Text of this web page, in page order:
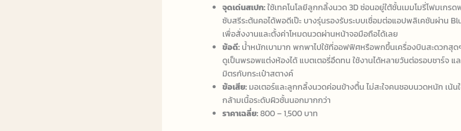
จุดเด่นสเปก:ใช้เทคโนโลยีลูกกลิ้งนวด 3D ซ่อนอยู่ใต้ชั้นเมมโมรี่โฟมเกร
ซับสรีระต้นคอได้พอดีเป๊ะ บางรุ่นรองรับระบบเชื่อมต่อแอปพลิเคชันผ่าน
เพื่อสั่งงานและตั้งค่าโหมดนวดผ่านหน้าจอมือถือได้เลย
ข้อดี: น้ำหนักเบามาก พกพาไปใช้ที่ออฟฟิศหรือพกขึ้นเครื่องบินสะดวกสุด
ดูเป็นพรอพแต่งห้องได้ แบตเตอรี่อึดทน ใช้งานได้หลายวันต่อรอบชาร์จ แล
มิตรกับกระเป๋าสตางค์
ข้อเสีย: มอเตอร์และลูกกลิ้งนวดค่อนข้างตื้น ไม่สะใจคนชอบนวดหนัก เน้น
กล้ามเนื้อระดับผิวชั้นนอกมากกว่า
ราคาเฉลี่ย:800 – 1,500 บาท